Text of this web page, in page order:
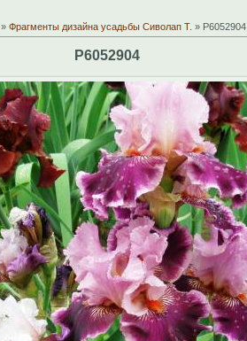
» Фрагменты дизайна усадьбы Сиволап Т. » P6052904
P6052904